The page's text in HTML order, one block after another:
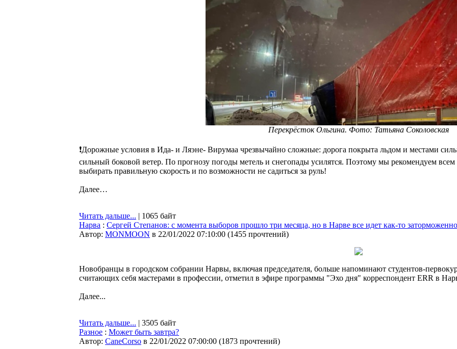
Перекрёсток Ольгина. Фото: Татьяна Соколовская
❗Дорожные условия в Ида- и Ляэне- Вирумаа чрезвычайно сложные: дорога покрыта льдом и местами
сильный боковой ветер. По прогнозу погоды метель и снегопады усилятся. Поэтому мы рекомендуем
выбирать правильную скорость и по возможности не садиться за руль!
Далее…
Читать дальше... | 1065 байт
Нарва : Сергей Степанов: с момента выборов прошло три месяца, но в Нарве все идет как-то заторможенно
Автор: MONMOON в 22/01/2022 07:10:00 (1455 прочтений)
Новобранцы в городском собрании Нарвы, включая председателя, больше напоминают студентов-
считающих себя мастерами в профессии, отметил в эфире программы "Эхо дня" корреспондент ERR в
Далее...
Читать дальше... | 3505 байт
Разное : Может быть завтра?
Автор: CaneCorso в 22/01/2022 07:00:00 (1873 прочтений)